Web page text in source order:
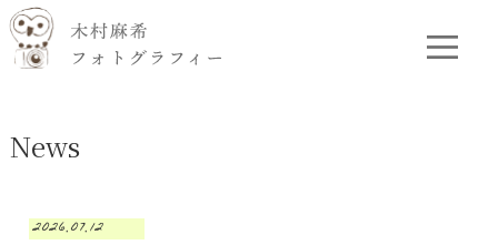
News
2026.07.12